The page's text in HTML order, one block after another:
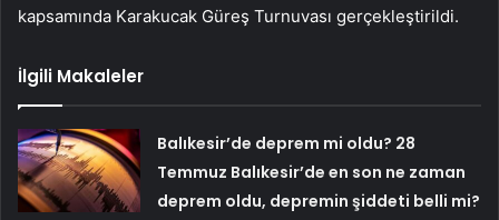
kapsamında Karakucak Güreş Turnuvası gerçekleştirildi.
İlgili Makaleler
Balıkesir’de deprem mi oldu? 28
Temmuz Balıkesir’de en son ne zaman
deprem oldu, depremin şiddeti belli mi?